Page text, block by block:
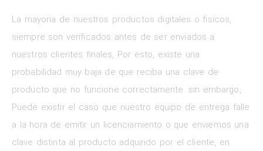
La mayoria de nuestros productos digitales o fisicos,
siempre son verificados antes de ser enviados a
nuestros clientes finales, Por esto, existe una
probabilidad muy baja de que reciba una clave de
producto que no funcione correctamente. sin embargo,
Puede existir el caso que nuestro equipo de entrega falle
a la hora de emitir un licenciamiento o que enviemos una
clave distinta al producto adquirido por el cliente, en